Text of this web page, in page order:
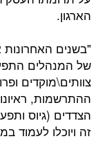
הארגון.
"בשנים האחרונות
של המנהלים
צוותים\מוקדים
ההתרשמות,
הצדדים (גיוס
זה ויוכלו לעמוד